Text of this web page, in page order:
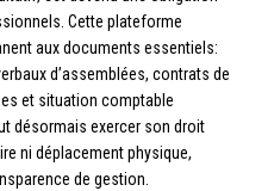
Cette plateforme
aux documents essentiels:
d’assemblées, contrats de
et situation comptable
désormais exercer son droit
ni déplacement physique,
de gestion.